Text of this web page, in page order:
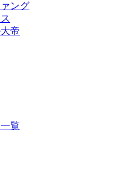
ング
帝
覧